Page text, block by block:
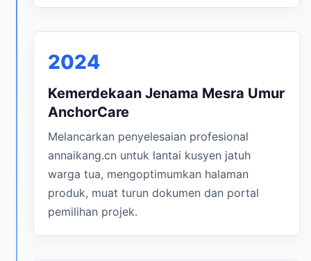
2024
Kemerdekaan Jenama Mesra Umur
AnchorCare
Melancarkan penyelesaian profesional
annaikang.cn untuk lantai kusyen jatuh
warga tua, mengoptimumkan halaman
produk, muat turun dokumen dan portal
pemilihan projek.